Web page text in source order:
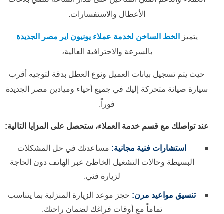
الأعطال والاستفسارات.
يتميز
الخط الساخن لخدمة عملاء يونيون اير مصر الجديدة
بالسرعة والاحترافية العالية،
حيث يتم تسجيل بيانات العميل ونوع العطل بدقة لتوجيه أقرب
سيارة صيانة متحركة إليك في جميع أحياء وميادين مصر الجديدة
فوراً.
عند تواصلك مع قسم خدمة العملاء، ستحصل على المزايا التالية:
استشارات فنية مجانية: مساعدتك في حل المشكلات
البسيطة وحالات التشغيل الخاطئ عبر الهاتف دون الحاجة
لزيارة فني.
تنسيق مواعيد مرن: حجز موعد الزيارة المنزلية بما يتناسب
تماماً مع أوقات فراغك لضمان راحتك.